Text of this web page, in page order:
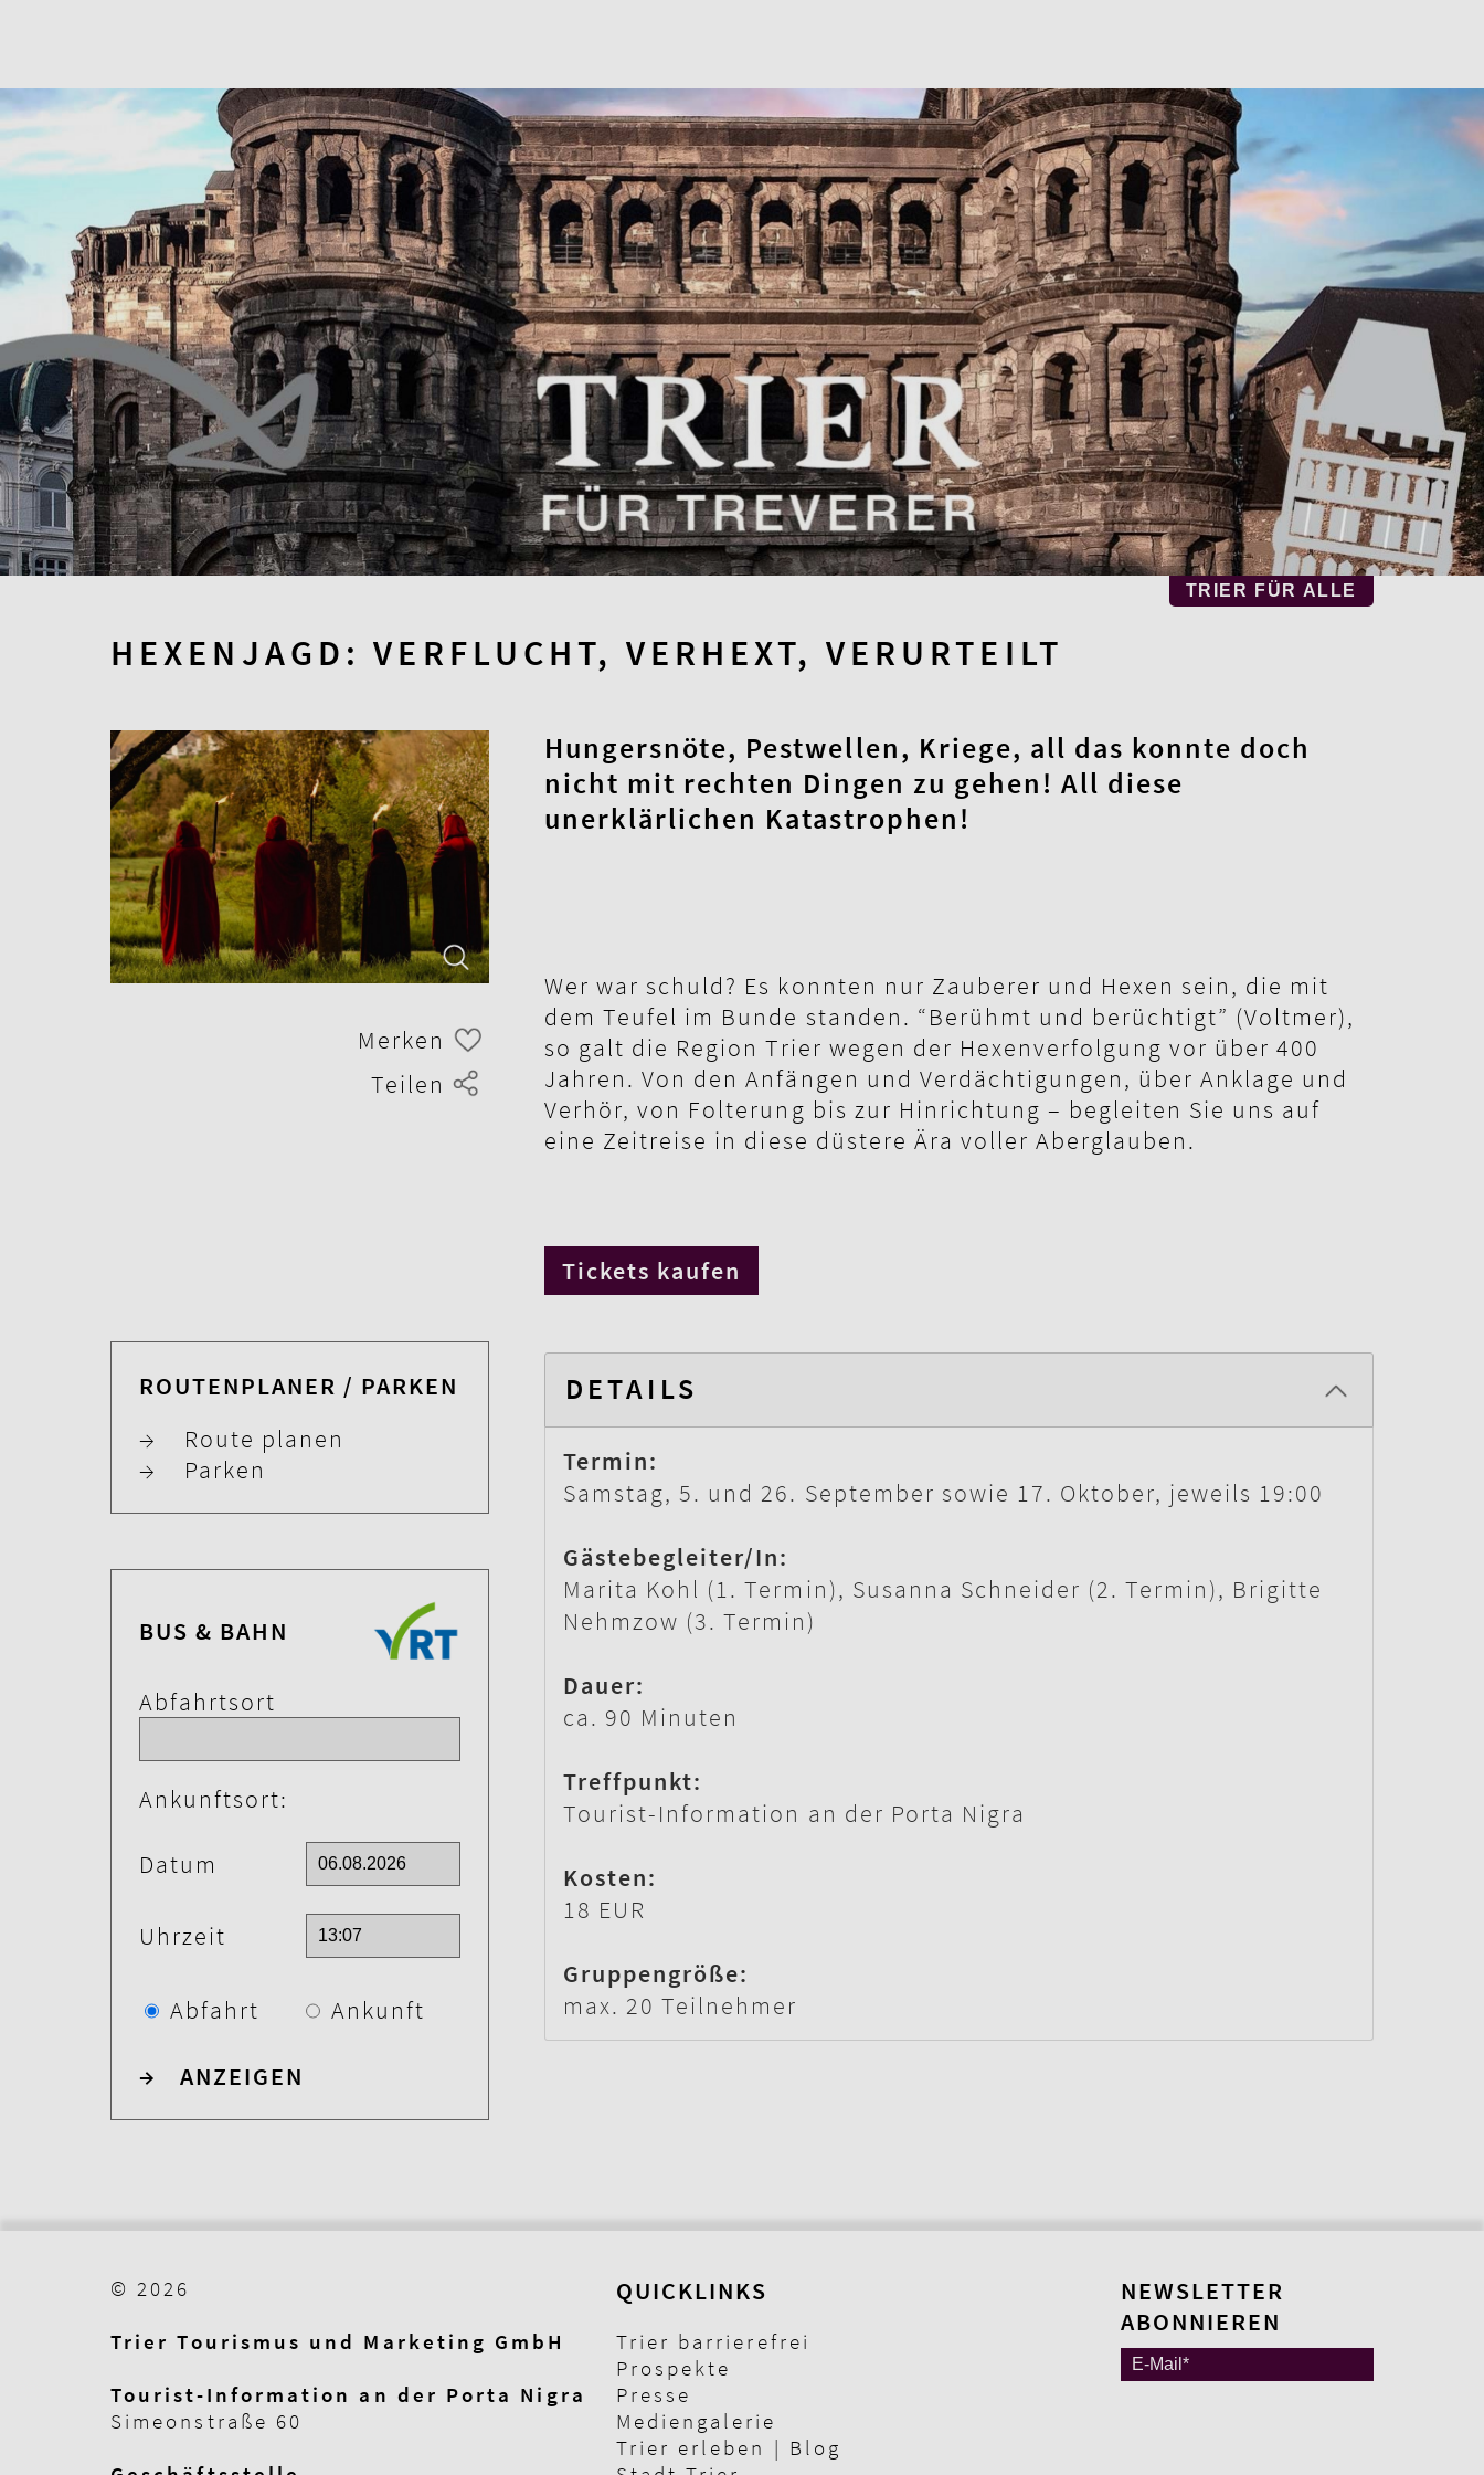
TRIER FÜR ALLE
HEXENJAGD: VERFLUCHT, VERHEXT, VERURTEILT
Merken
Teilen
Hungersnöte, Pestwellen, Kriege, all das konnte doch
nicht mit rechten Dingen zu gehen! All diese
unerklärlichen Katastrophen!
Wer war schuld? Es konnten nur Zauberer und Hexen sein, die mit
dem Teufel im Bunde standen. “Berühmt und berüchtigt” (Voltmer),
so galt die Region Trier wegen der Hexenverfolgung vor über 400
Jahren. Von den Anfängen und Verdächtigungen, über Anklage und
Verhör, von Folterung bis zur Hinrichtung – begleiten Sie uns auf
eine Zeitreise in diese düstere Ära voller Aberglauben.
Tickets kaufen
ROUTENPLANER / PARKEN
→
Route planen
→
Parken
BUS & BAHN
Abfahrtsort
Ankunftsort:
Datum
Uhrzeit
Abfahrt Ankunft
→ ANZEIGEN
DETAILS
Termin:
Samstag, 5. und 26. September sowie 17. Oktober, jeweils 19:00
Gästebegleiter/In:
Marita Kohl (1. Termin), Susanna Schneider (2. Termin), Brigitte
Nehmzow (3. Termin)
Dauer:
ca. 90 Minuten
Treffpunkt:
Tourist-Information an der Porta Nigra
Kosten:
18 EUR
Gruppengröße:
max. 20 Teilnehmer
© 2026
Trier Tourismus und Marketing GmbH
Tourist-Information an der Porta Nigra
Simeonstraße 60
QUICKLINKS
Trier barrierefrei
Prospekte
Presse
Mediengalerie
Trier erleben | Blog
NEWSLETTER
ABONNIEREN